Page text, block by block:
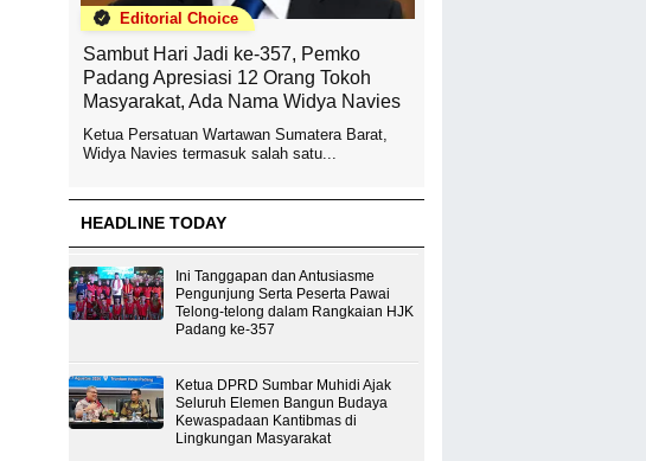
Editorial Choice
Sambut Hari Jadi ke-357, Pemko
Padang Apresiasi 12 Orang Tokoh
Masyarakat, Ada Nama Widya Navies
Ketua Persatuan Wartawan Sumatera Barat,
Widya Navies termasuk salah satu...
HEADLINE TODAY
Ini Tanggapan dan Antusiasme
Pengunjung Serta Peserta Pawai
Telong-telong dalam Rangkaian HJK
Padang ke-357
Ketua DPRD Sumbar Muhidi Ajak
Seluruh Elemen Bangun Budaya
Kewaspadaan Kantibmas di
Lingkungan Masyarakat